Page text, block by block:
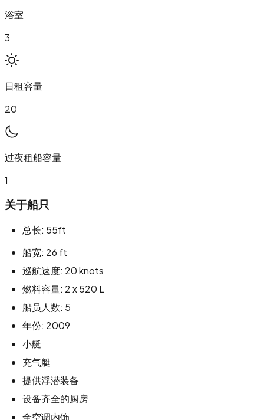
浴室
3
日租容量
20
过夜租船容量
1
关于船只
总长: 55ft
船宽: 26 ft
巡航速度: 20 knots
燃料容量: 2 x 520 L
船员人数: 5
年份: 2009
小艇
充气艇
提供浮潜装备
设备齐全的厨房
全空调内饰